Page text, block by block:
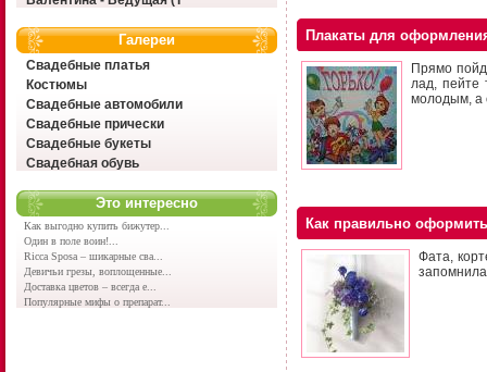
Галереи
Свадебные платья
Костюмы
Свадебные автомобили
Свадебные прически
Свадебные букеты
Свадебная обувь
Это интересно
Как выгодно купить бижутер...
Один в поле воин!...
Ricca Sposa – шикарные сва...
Девичьи грезы, воплощенные...
Доставка цветов – всегда е...
Популярные мифы о препарат...
Плакаты для
Прямо
лад, пейте
молодым, а
Как правильно
Фата,